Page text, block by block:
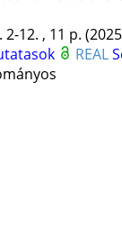
2-12. , 11 p.
REAL